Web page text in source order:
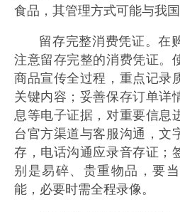
食品，其管理方式可能与我
留存完整消费凭证。在
注意留存完整的消费凭证。
商品宣传全过程，重点记录
关键内容；妥善保存订单详
息等电子证据，对重要信息
台官方渠道与客服沟通，文
存，电话沟通应录音存证；
别是易碎、贵重物品，要
能，必要时需全程录像。